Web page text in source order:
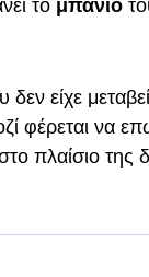
το μπάνιο
είχε
φέρεται να
πλαίσιο της